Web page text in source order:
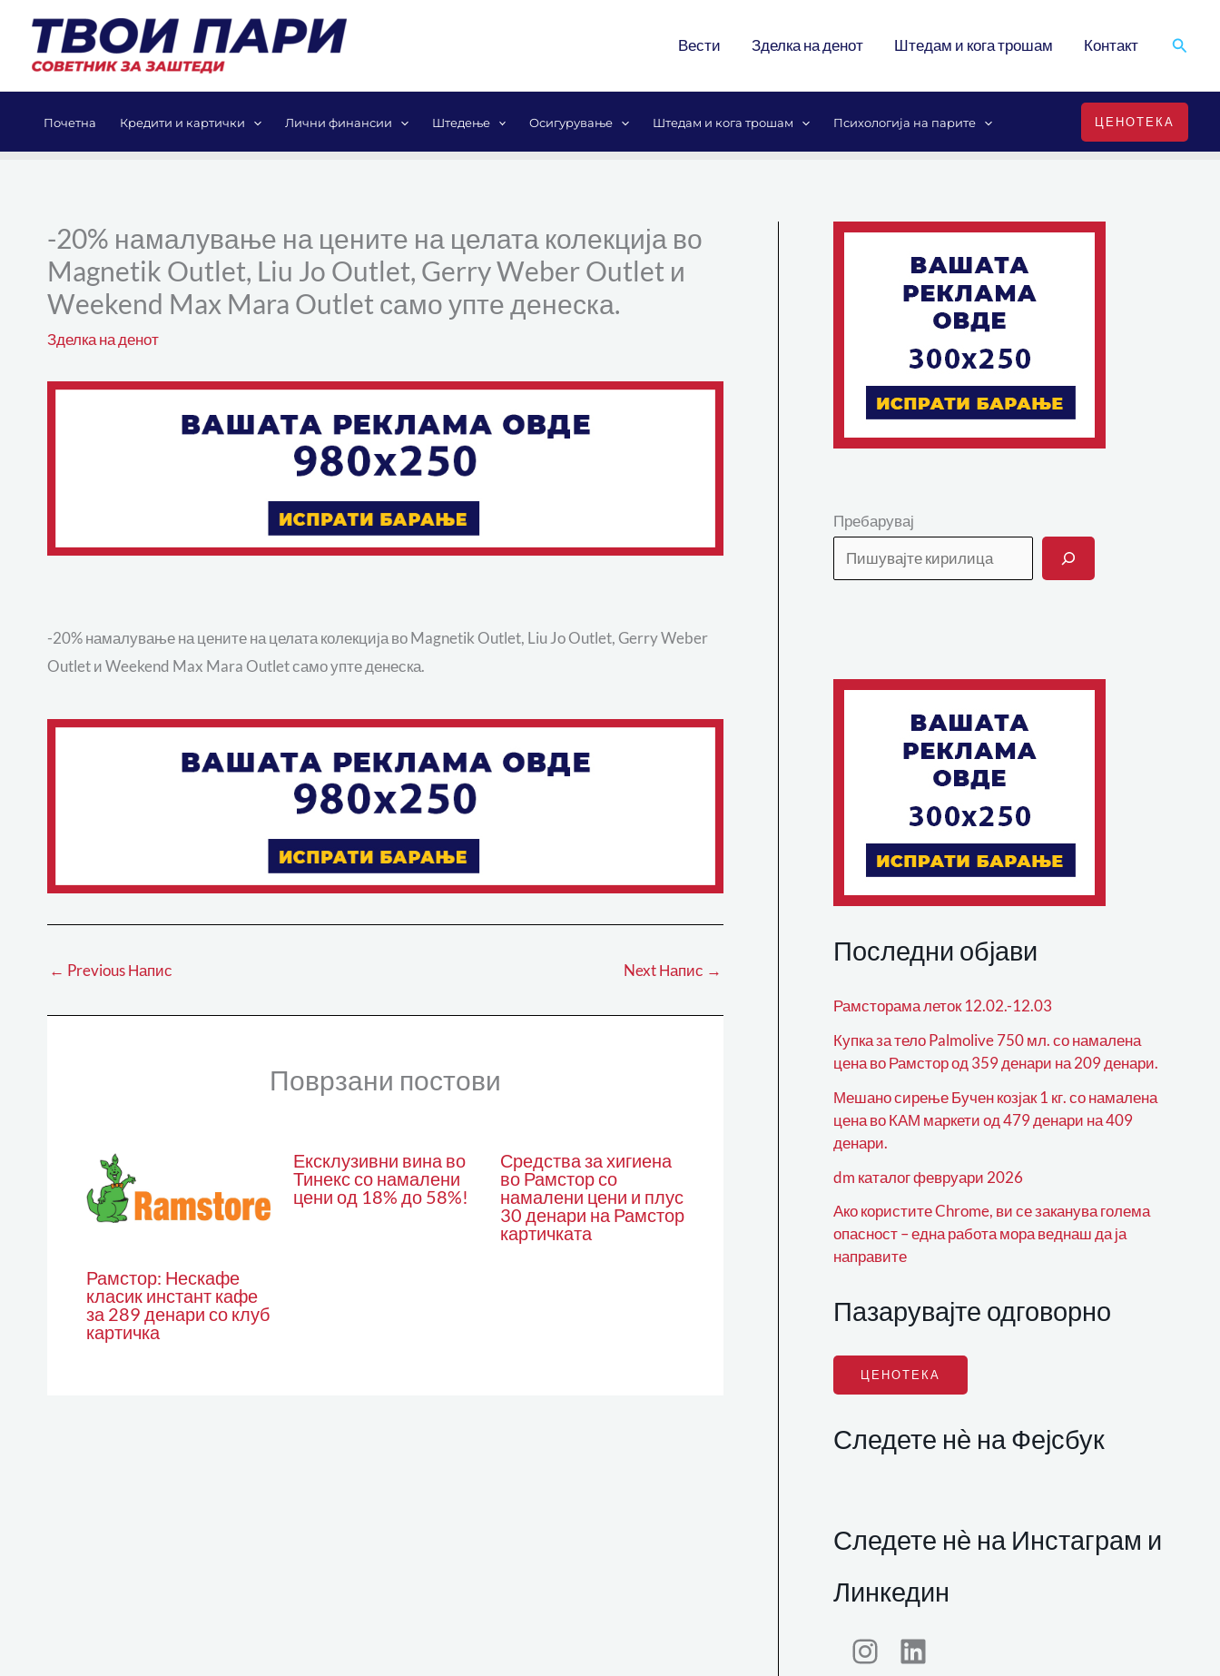
content
Вести Зделка на денот Штедам и кога трошам Контакт Search
Почетна Кредити и картички Лични финансии Штедење Осигурување Штедам и кога трошам Психологија на парите ЦЕНОТЕКА
-20% намалување на цените на целата колекција во
Magnetik Outlet, Liu Jo Outlet, Gerry Weber Outlet и
Weekend Max Mara Outlet само упте денеска.
Зделка на денот
-20% намалување на цените на целата колекција во Magnetik Outlet, Liu Jo Outlet, Gerry Weber
Outlet и Weekend Max Mara Outlet само упте денеска.
← Previous Напис Next Напис →
Поврзани постови
Рамстор: Нескафе
класик инстант кафе
за 289 денари со клуб
картичка
Ексклузивни вина во
Тинекс со намалени
цени од 18% до 58%!
Средства за хигиена
во Рамстор со
намалени цени и плус
30 денари на Рамстор
картичката
Пребарувај
Последни објави
Рамсторама леток 12.02.-12.03
Купка за тело Palmolive 750 мл. со намалена
цена во Рамстор од 359 денари на 209 денари.
Мешано сирење Бучен козјак 1 кг. со намалена
цена во КАМ маркети од 479 денари на 409
денари.
dm каталог февруари 2026
Ако користите Chrome, ви се заканува голема
опасност – една работа мора веднаш да ја
направите
Пазарувајте одговорно
ЦЕНОТЕКА
Следете нѐ на Фејсбук
Следете нѐ на Инстаграм и
Линкедин